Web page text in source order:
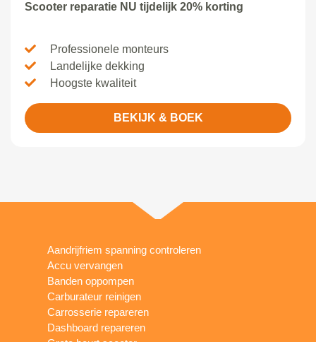
Scooter reparatie NU tijdelijk 20% korting
Professionele monteurs
Landelijke dekking
Hoogste kwaliteit
BEKIJK & BOEK
Aandrijfriem spanning controleren
Accu vervangen
Banden oppompen
Carburateur reinigen
Carrosserie repareren
Dashboard repareren